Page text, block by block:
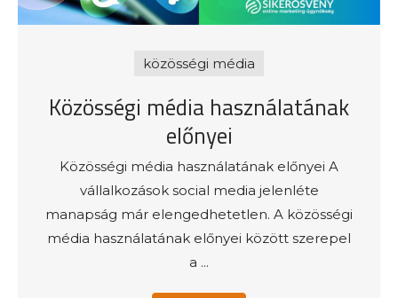
közösségi média
Közösségi média használatának
előnyei
Közösségi média használatának előnyei A
vállalkozások social media jelenléte
manapság már elengedhetetlen. A közösségi
média használatának előnyei között szerepel
a ...